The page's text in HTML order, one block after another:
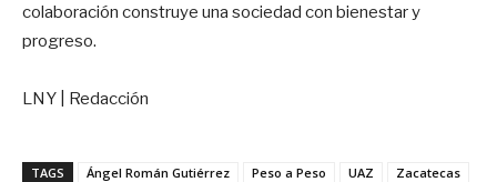
colaboración construye una sociedad con bienestar y
progreso.
LNY | Redacción
TAGS Ángel Román Gutiérrez Peso a Peso UAZ Zacatecas